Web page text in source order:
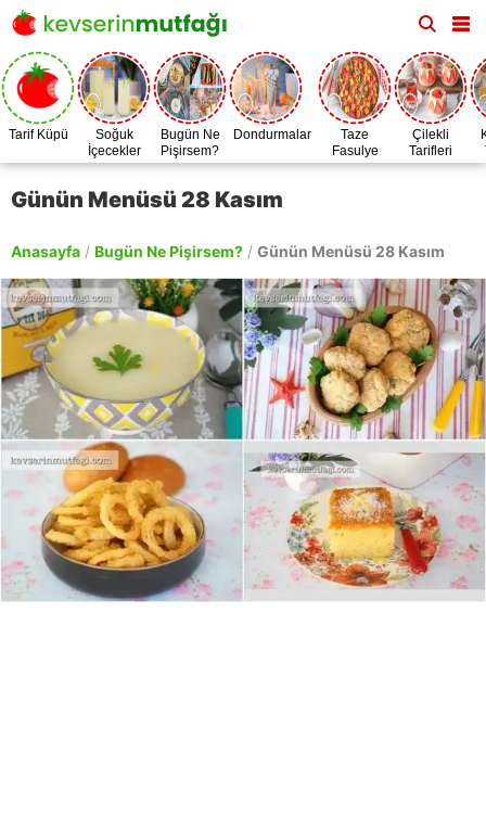
Tarif Küpü
Soğuk
İçecekler
Bugün Ne
Pişirsem?
Dondurmalar
Taze
Fasulye
Zamanı
Çilekli
Tarifleri
Günün Menüsü 28 Kasım
Anasayfa / Bugün Ne Pişirsem? / Günün Menüsü 28 Kasım